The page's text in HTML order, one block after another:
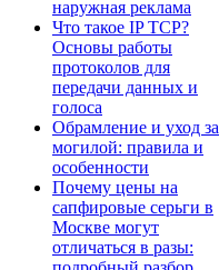
наружная реклама
Что такое IP TCP?
Основы работы
протоколов для
передачи данных и
голоса
Обрамление и уход за
могилой: правила и
особенности
Почему цены на
сапфировые серьги в
Москве могут
отличаться в разы: